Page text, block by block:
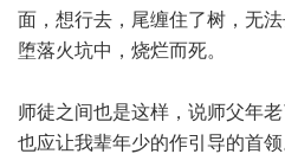
面，想行去，尾缠住了树，无
堕落火坑中，烧烂而死。
师徒之间也是这样，说师父年
也应让我辈年少的作引导的首